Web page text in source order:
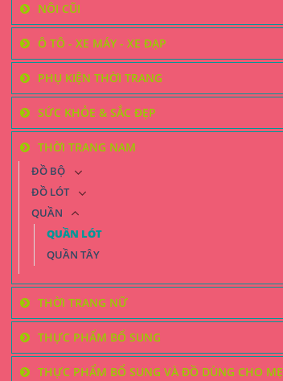
NÔI CŨI
Ô TÔ - XE MÁY - XE ĐẠP
PHỤ KIỆN THỜI TRANG
SỨC KHỎE & SẮC ĐẸP
THỜI TRANG NAM
ĐỒ BỘ
ĐỒ LÓT
QUẦN
QUẦN LÓT
QUẦN TÂY
THỜI TRANG NỮ
THỰC PHẨM BỔ SUNG
THỰC PHẨM BỔ SUNG VÀ ĐỒ DÙNG CHO MẸ